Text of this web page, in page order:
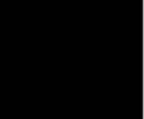
de Deadpool se
la película
que no figura ni en
es?